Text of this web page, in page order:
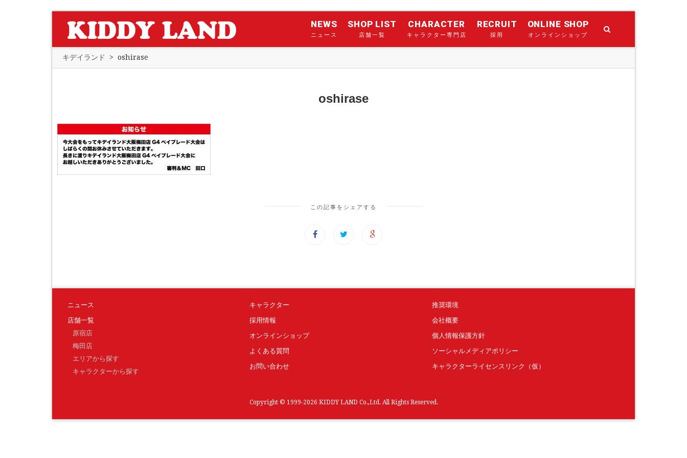
NEWS
ニュース
SHOP LIST
店舗一覧
CHARACTER
キャラクター専門店
RECRUIT
採用
ONLINE SHOP
オンラインショップ
キデイランド > oshirase
oshirase
この記事をシェアする
ニュース
店舗一覧
原宿店
梅田店
エリアから探す
キャラクターから探す
キャラクター
採用情報
オンラインショップ
よくある質問
お問い合わせ
推奨環境
会社概要
個人情報保護方針
ソーシャルメディアポリシー
キャラクターライセンスリンク（仮）
Copyright © 1999-2026 KIDDY LAND Co.,Ltd. All Rights Reserved.